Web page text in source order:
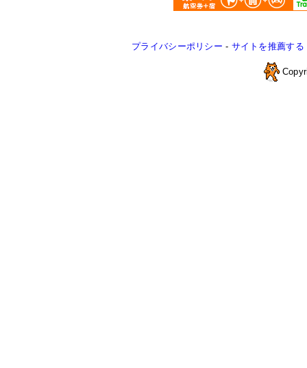
プライバシーポリシー - サイトを推薦する